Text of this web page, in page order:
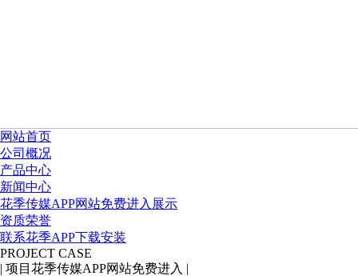
网站首页
公司概况
产品中心
新闻中心
花季传媒APP网站免费进入展示
资质荣誉
联系花季APP下载安装
PROJECT CASE
| 项目花季传媒APP网站免费进入 |